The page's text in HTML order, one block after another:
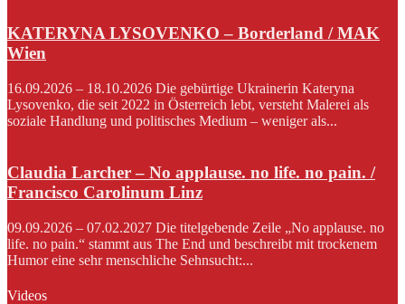
KATERYNA LYSOVENKO – Borderland / MAK
Wien
16.09.2026 – 18.10.2026 Die gebürtige Ukrainerin Kateryna
Lysovenko, die seit 2022 in Österreich lebt, versteht Malerei als
soziale Handlung und politisches Medium – weniger als...
Claudia Larcher – No applause. no life. no pain. /
Francisco Carolinum Linz
09.09.2026 – 07.02.2027 Die titelgebende Zeile „No applause. no
life. no pain.“ stammt aus The End und beschreibt mit trockenem
Humor eine sehr menschliche Sehnsucht:...
Videos